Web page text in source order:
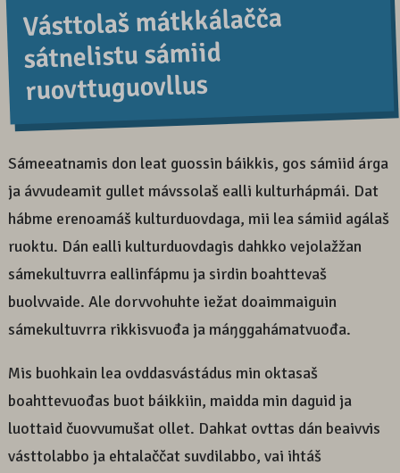
Vásttolaš mátkkálačča
sátnelistu sámiid
ruovttuguovllus
Sámeeatnamis don leat guossin báikkis, gos sámiid árga
ja ávvudeamit gullet mávssolaš ealli kulturhápmái. Dat
hábme erenoamáš kulturduovdaga, mii lea sámiid agálaš
ruoktu. Dán ealli kulturduovdagis dahkko vejolažžan
sámekultuvrra eallinfápmu ja sirdin boahttevaš
buolvvaide. Ale dorvvohuhte iežat doaimmaiguin
sámekultuvrra rikkisvuođa ja máŋggahámatvuođa.
Mis buohkain lea ovddasvástádus min oktasaš
boahttevuođas buot báikkiin, maidda min daguid ja
luottaid čuovvumušat ollet. Dahkat ovttas dán beaivvis
vásttolabbo ja ehtalaččat suvdilabbo, vai ihtáš